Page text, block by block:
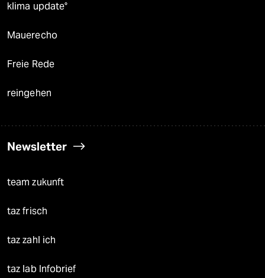
klima update°
Mauerecho
Freie Rede
reingehen
Newsletter
team zukunft
taz frisch
taz zahl ich
taz lab Infobrief